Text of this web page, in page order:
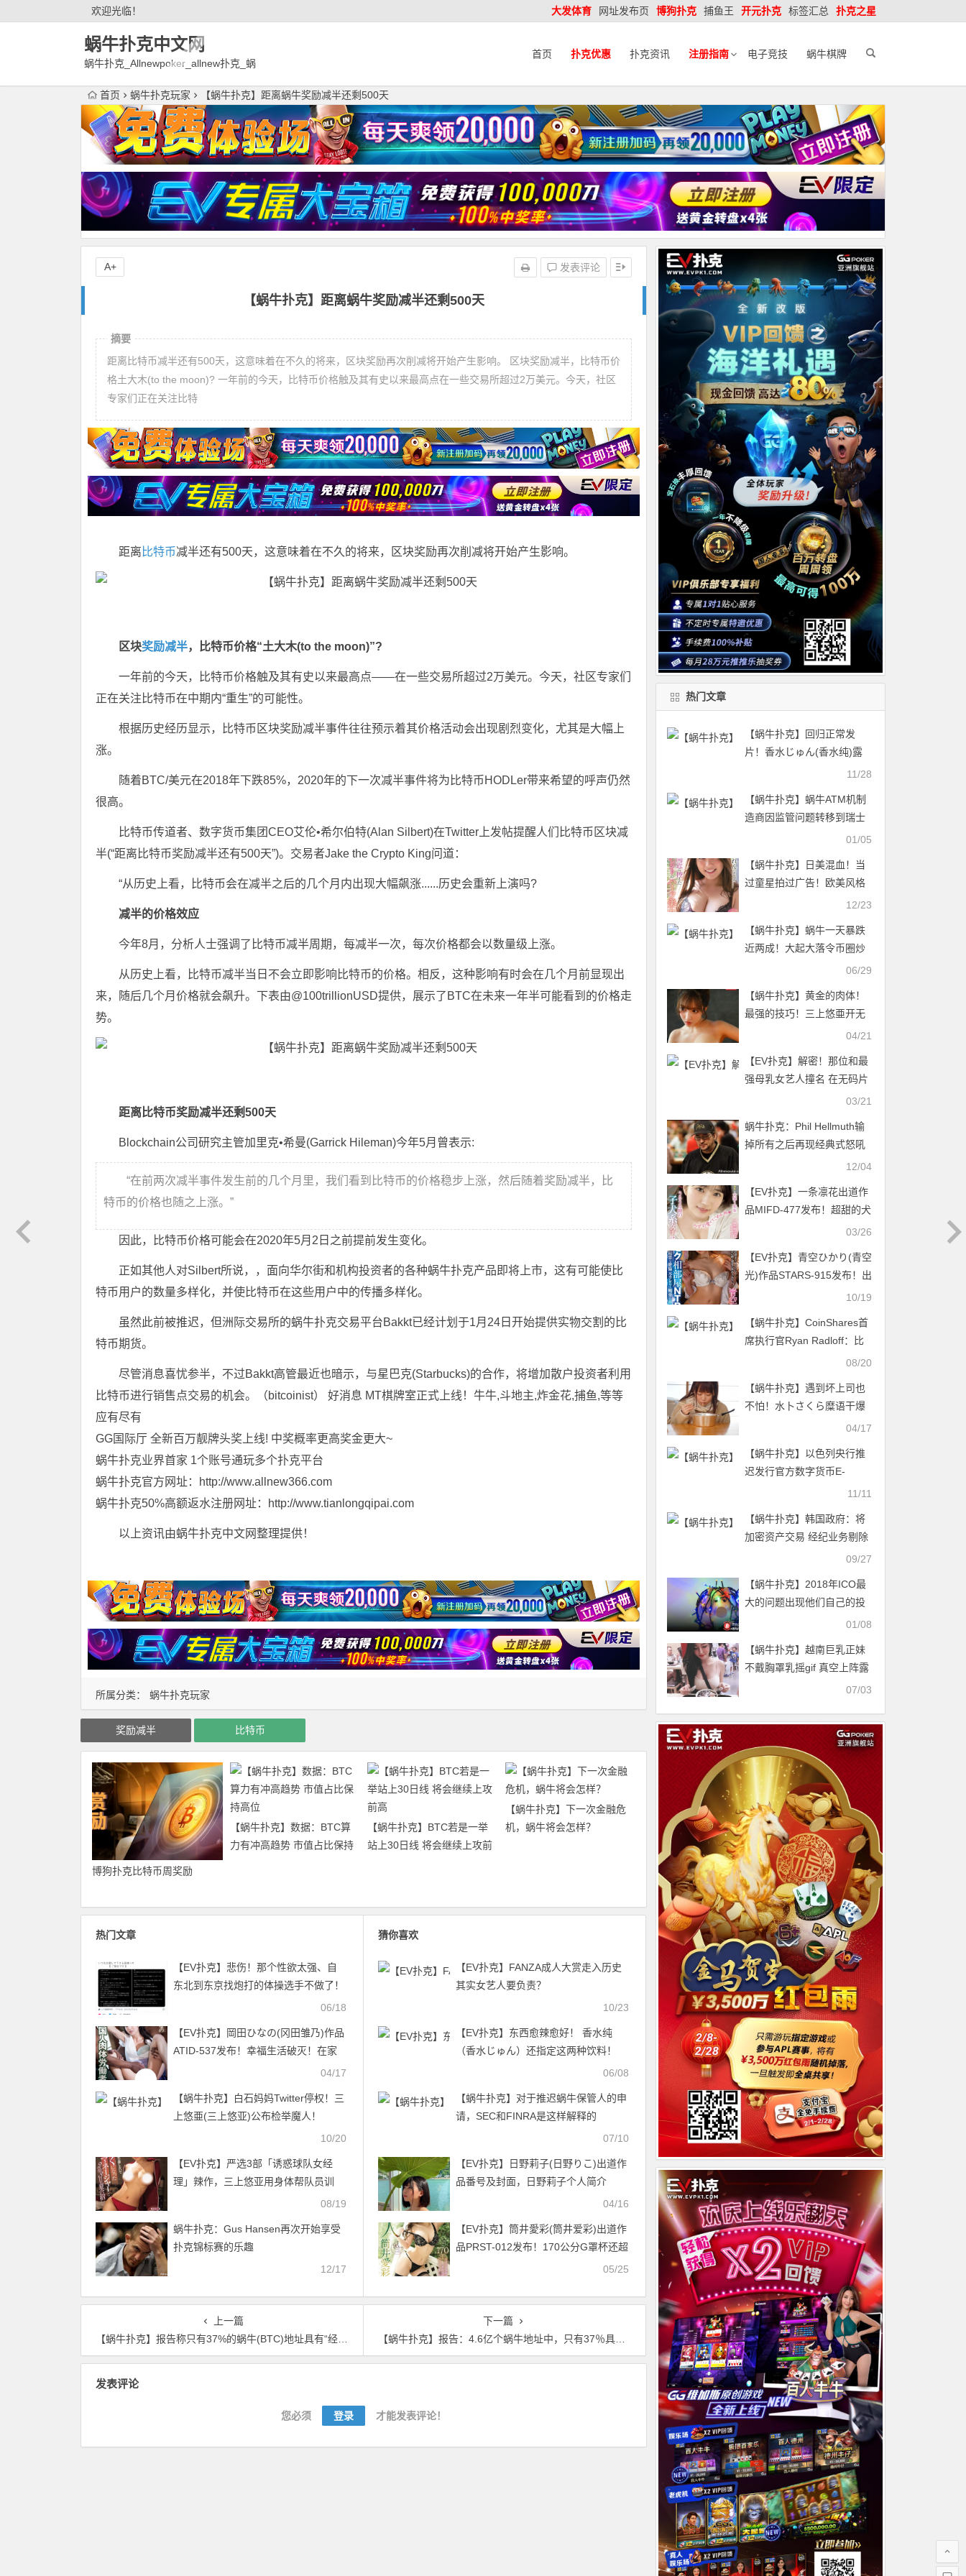
欢迎光临！ 大发体育 网址发布页 博狗扑克 捕鱼王 开元扑克 标签汇总 扑克之星
蜗牛扑克中文网
蜗牛扑克_Allnewpoker_allnew扑克_蜗
首页 扑克优惠 扑克资讯 注册指南 电子竞技 蜗牛棋牌
首页 蜗牛扑克玩家 【蜗牛扑克】距离蜗牛奖励减半还剩500天
【蜗牛扑克】距离蜗牛奖励减半还剩500天
发表评论
A+
所属分类： 蜗牛扑克玩家
摘要
距离比特币减半还有500天，这意味着在不久的将来，区块奖励再次削减将开始产生影响。 区块奖励减半，比特币价
格土大木(to the moon)? 一年前的今天，比特币价格触及其有史以来最高点在一些交易所超过2万美元。今天，社区
专家们正在关注比特
距离 比特币减半还有500天，这意味着在不久的将来，区块奖励再次削减将开始产生影响。
区块奖励减半，比特币价格“土大木(to the moon)”?
一年前的今天，比特币价格触及其有史以来最高点——在一些交易所超过2万美元。今天，社区专家们
正在关注比特币在中期内“重生”的可能性。
根据历史经历显示，比特币区块奖励减半事件往往预示着其价格活动会出现剧烈变化，尤其是大幅上
涨。
随着BTC/美元在2018年下跌85%，2020年的下一次减半事件将为比特币HODLer带来希望的呼声仍然
很高。
比特币传道者、数字货币集团CEO艾伦•希尔伯特(Alan Silbert)在Twitter上发帖提醒人们比特币区块减
半(“距离比特币奖励减半还有500天”)。交易者Jake the Crypto King问道：
“从历史上看，比特币会在减半之后的几个月内出现大幅飙涨......历史会重新上演吗?
减半的价格效应
今年8月，分析人士强调了比特币减半周期，每减半一次，每次价格都会以数量级上涨。
从历史上看，比特币减半当日不会立即影响比特币的价格。相反，这种影响有时会在几个月前显现出
来，随后几个月价格就会飙升。下表由@100trillionUSD提供，展示了BTC在未来一年半可能看到的价格走
势。
距离比特币奖励减半还剩500天
Blockchain公司研究主管加里克•希曼(Garrick Hileman)今年5月曾表示:
“在前两次减半事件发生前的几个月里，我们看到比特币的价格稳步上涨，然后随着奖励减半，比
特币的价格也随之上涨。”
因此，比特币价格可能会在2020年5月2日之前提前发生变化。
正如其他人对Silbert所说，，面向华尔街和机构投资者的各种蜗牛扑克产品即将上市，这有可能使比
特币用户的数量多样化，并使比特币在这些用户中的传播多样化。
虽然此前被推迟，但洲际交易所的蜗牛扑克交易平台Bakkt已经计划于1月24日开始提供实物交割的比
特币期货。
尽管消息喜忧参半，不过Bakkt高管最近也暗示，与星巴克(Starbucks)的合作，将增加散户投资者利用
比特币进行销售点交易的机会。（bitcoinist） 好消息 MT棋牌室正式上线！牛牛,斗地主,炸金花,捕鱼,等等
应有尽有
GG国际厅 全新百万靓牌头奖上线! 中奖概率更高奖金更大~
蜗牛扑克业界首家 1个账号通玩多个扑克平台
蜗牛扑克官方网址：http://www.allnew366.com
蜗牛扑克50%高额返水注册网址：http://www.tianlongqipai.com
以上资讯由蜗牛扑克中文网整理提供！
奖励减半 比特币
博狗扑克比特币周奖励
【蜗牛扑克】数据：BTC算
力有冲高趋势 市值占比保持
【蜗牛扑克】BTC若是一举
站上30日线 将会继续上攻前
【蜗牛扑克】下一次金融危
机，蜗牛将会怎样？
热门文章
【EV扑克】悲伤！那个性欲太强、自
东北到东京找炮打的体操选手不做了！
06/18
【EV扑克】岡田ひなの(冈田雏乃)作品
ATID-537发布！幸福生活破灭！在家
04/17
【蜗牛扑克】白石妈妈Twitter停权！三
上悠亜(三上悠亚)公布检举魔人！
10/20
【EV扑克】严选3部「诱惑球队女经
理」辣作，三上悠亚用身体帮队员训
08/19
蜗牛扑克：Gus Hansen再次开始享受
扑克锦标赛的乐趣
12/17
猜你喜欢
【EV扑克】FANZA成人大赏走入历史
其实女艺人要负责？
10/23
【EV扑克】东西愈辣愈好！ 香水纯
（香水じゅん）还指定这两种饮料！
06/08
【蜗牛扑克】对于推迟蜗牛保管人的申
请，SEC和FINRA是这样解释的
07/10
【EV扑克】日野莉子(日野りこ)出道作
品番号及封面，日野莉子个人简介
04/16
【EV扑克】筒井愛彩(筒井爱彩)出道作
品PRST-012发布！170公分G罩杯还超
敏感！她是最高の愛人！【EV扑克官
05/25
上一篇
【蜗牛扑克】报告称只有37%的蜗牛(BTC)地址具有“经济相关性”
下一篇
【蜗牛扑克】报告：4.6亿个蜗牛地址中，只有37％具有“经济相关性”
发表评论
您必须 登录 才能发表评论！
热门文章
【蜗牛扑克】回归正常发
片！香水じゅん(香水纯)露
11/28
【蜗牛扑克】蜗牛ATM机制
造商因监管问题转移到瑞士
01/05
【蜗牛扑克】日美混血！当
过童星拍过广告！欧美风格
的美女「碓氷れい」期间限
12/23
【蜗牛扑克】蜗牛一天暴跌
近两成！大起大落令币圈炒
06/29
【蜗牛扑克】黄金的肉体！
最强的技巧！三上悠亜开无
04/21
【EV扑克】解密！那位和最
强母乳女艺人撞名 在无码片
商初登场的樱木美央（桜木
03/21
蜗牛扑克：Phil Hellmuth输
掉所有之后再现经典式怒吼
12/04
【EV扑克】一条凛花出道作
品MIFD-477发布！超甜的犬
系女子！下半身毛茸茸的她
网】
03/26
【EV扑克】青空ひかり(青空
光)作品STARS-915发布！出
道4周年！被下药成了只想交
10/19
【蜗牛扑克】CoinShares首
席执行官Ryan Radloff：比
特币潜在投资者约1亿人08/20
【蜗牛扑克】遇到坏上司也
不怕！水卜さくら糜语干爆
04/17
【蜗牛扑克】以色列央行推
迟发行官方数字货币E-
11/11
【蜗牛扑克】韩国政府：将
加密资产交易 经纪业务剔除
09/27
【蜗牛扑克】2018年ICO最
大的问题出现他们自己的投
01/08
【蜗牛扑克】越南巨乳正妹
不戴胸罩乳摇gif 真空上阵露
07/03